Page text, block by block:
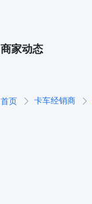
商家动态
首页 卡车经销商